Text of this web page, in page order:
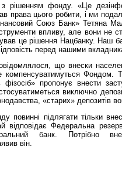
з рішенням фонду. «Це
права цього робити, і ми
Союз Банк» Тетяна
впливу, але вони не
це рішення Нацбанку. Наш
перед нашими
що внески
компенсуватимуться Фондом.
фізосіб» пропонує внести
виключно
«старих» депозитів
повинні підлягати ті­льки
відповідає Федеральна
банк. Потрібно
він.